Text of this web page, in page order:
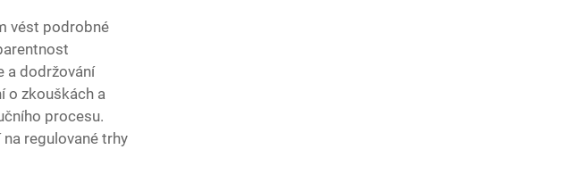
vést podrobné
a dodržování
o zkouškách a
procesu.
regulované trhy